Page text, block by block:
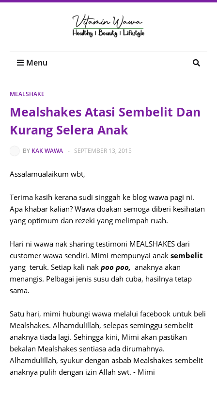
Menu
MEALSHAKE
Mealshakes Atasi Sembelit Dan
Kurang Selera Anak
BY KAK WAWA - SEPTEMBER 13, 2015
Assalamualaikum wbt,
Terima kasih kerana sudi singgah ke blog wawa pagi ni.
Apa khabar kalian? Wawa doakan semoga diberi kesihatan
yang optimum dan rezeki yang melimpah ruah.
Hari ni wawa nak sharing testimoni MEALSHAKES dari
customer wawa sendiri. Mimi mempunyai anak sembelit
yang teruk. Setiap kali nak poo poo, anaknya akan
menangis. Pelbagai jenis susu dah cuba, hasilnya tetap
sama.
Satu hari, mimi hubungi wawa melalui facebook untuk beli
Mealshakes. Alhamdulillah, selepas seminggu sembelit
anaknya tiada lagi. Sehingga kini, Mimi akan pastikan
bekalan Mealshakes sentiasa ada dirumahnya.
Alhamdulillah, syukur dengan asbab Mealshakes sembelit
anaknya pulih dengan izin Allah swt. - Mimi